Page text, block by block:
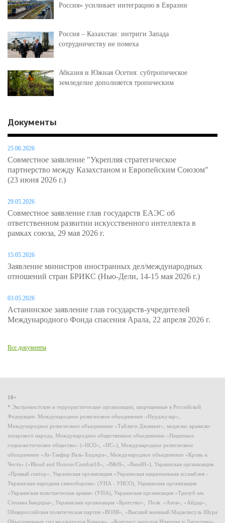
Россия» усиливает интеграцию в Евразии
Россия – Казахстан: интриги Запада
сотрудничеству не помеха
Абхазия и Южная Осетия: субтропическое
земледелие дополняется тропическим
Документы
25.06.2026
Совместное заявление "Укрепляя стратегическое
партнерство между Казахстаном и Европейским Союзом"
(23 июня 2026 г.)
29.05.2026
Совместное заявление глав государств ЕАЭС об
ответственном развитии искусственного интеллекта в
рамках союза, 29 мая 2026 г.
15.05.2026
Заявление министров иностранных дел/международных
отношений стран БРИКС (Нью-Дели, 14-15 мая 2026 г.)
03.05.2026
Астанинское заявление глав государств-учредителей
Международного Фонда спасения Арала, 22 апреля 2026 г.
Все документы
18+
* Экстремистские и террористические организации, запрещенные в Российской
Федерации: Международное религиозное объединение «Нурджулар»,
Международное религиозное объединение «Таблиги Джамаат», меджлис крымско-
татарского народа, Международное общественное объединение «Национал-
социалистическое общество» («НСО», «НС»), Международное религиозное
объединение «Ат-Такфир Валь-Хиджра», Международное объединение «Кровь и
Честь» («Blood and Honour/Combat18», «B&H», «BandH»), Украинская организация
«Правый сектор», Украинская организация «Украинская национальная ассамблея –
Украинская народная самооборона» (УНА - УНСО), Украинская организация
«Украинская повстанческая армия» (УПА), Украинская организация «Тризуб им.
Степана Бандеры», Украинская организация «Братство», Полк «Азов», «Айдар»,
Общероссийская политическая партия «ВОЛЯ», «Высший военный Маджлисуль Шура
Объединенных сил моджахедов Кавказа», «Конгресс народов Ичкерии и Дагестана»,